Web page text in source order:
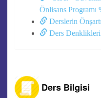
Önlisans Programı
Derslerin Önşartı
Ders Denklikleri
Ders Bilgisi